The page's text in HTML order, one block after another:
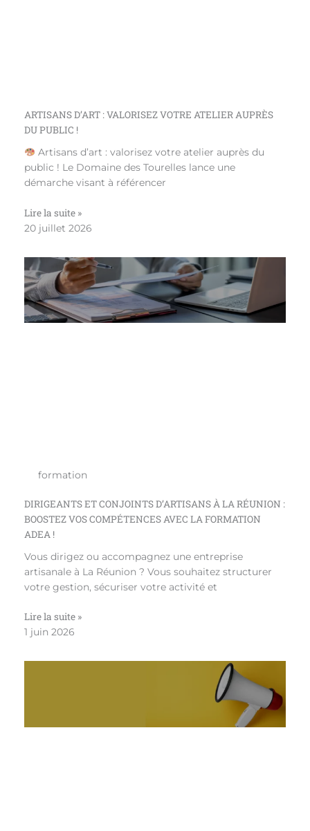
ARTISANS D’ART : VALORISEZ VOTRE ATELIER AUPRÈS
DU PUBLIC !
Artisans d’art : valorisez votre atelier auprès du
public ! Le Domaine des Tourelles lance une
démarche visant à référencer
Lire la suite »
20 juillet 2026
formation
DIRIGEANTS ET CONJOINTS D’ARTISANS À LA RÉUNION :
BOOSTEZ VOS COMPÉTENCES AVEC LA FORMATION
ADEA !
Vous dirigez ou accompagnez une entreprise
artisanale à La Réunion ? Vous souhaitez structurer
votre gestion, sécuriser votre activité et
Lire la suite »
1 juin 2026